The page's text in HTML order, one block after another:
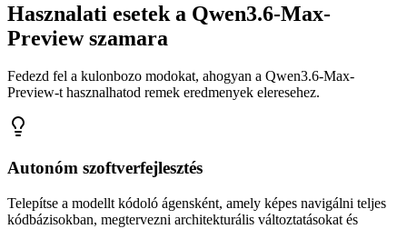
Hasznalati esetek a Qwen3.6-Max-
Preview szamara
Fedezd fel a kulonbozo modokat, ahogyan a Qwen3.6-Max-
Preview-t hasznalhatod remek eredmenyek eleresehez.
Autonóm szoftverfejlesztés
Telepítse a modellt kódoló ágensként, amely képes navigálni teljes
kódbázisokban, megtervezni architekturális változtatásokat és